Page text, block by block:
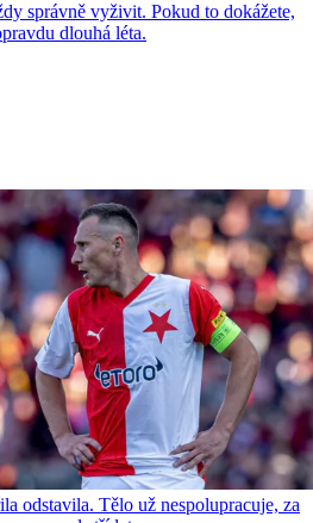
správně vyživit. Pokud to dokážete,
dlouhá léta.
odstavila. Tělo už nespolupracuje, za